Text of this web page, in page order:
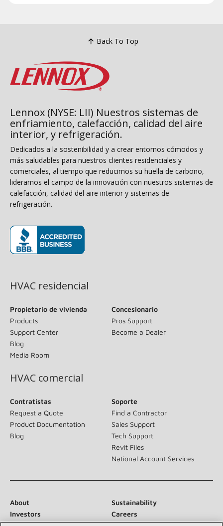
Back To Top
Lennox (NYSE: LII) Nuestros sistemas de
enfriamiento, calefacción, calidad del aire
interior, y refrigeración.
Dedicados a la sostenibilidad y a crear entornos cómodos y
más saludables para nuestros clientes residenciales y
comerciales, al tiempo que reducimos su huella de carbono,
lideramos el campo de la innovación con nuestros sistemas de
calefacción, calidad del aire interior y sistemas de
refrigeración.
HVAC residencial
Propietario de vivienda
Products
Support Center
Blog
Media Room
Concesionario
Pros Support
Become a Dealer
HVAC comercial
Contratistas
Request a Quote
Product Documentation
Blog
Soporte
Find a Contractor
Sales Support
Tech Support
Revit Files
National Account Services
About
Sustainability
Investors
Careers